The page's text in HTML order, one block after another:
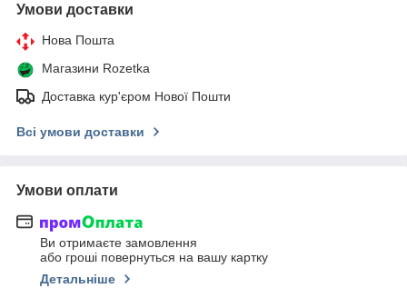
Умови доставки
Нова Пошта
Магазини Rozetka
Доставка кур'єром Нової Пошти
Всі умови доставки
Умови оплати
Ви отримаєте замовлення
або гроші повернуться на вашу картку
Детальніше